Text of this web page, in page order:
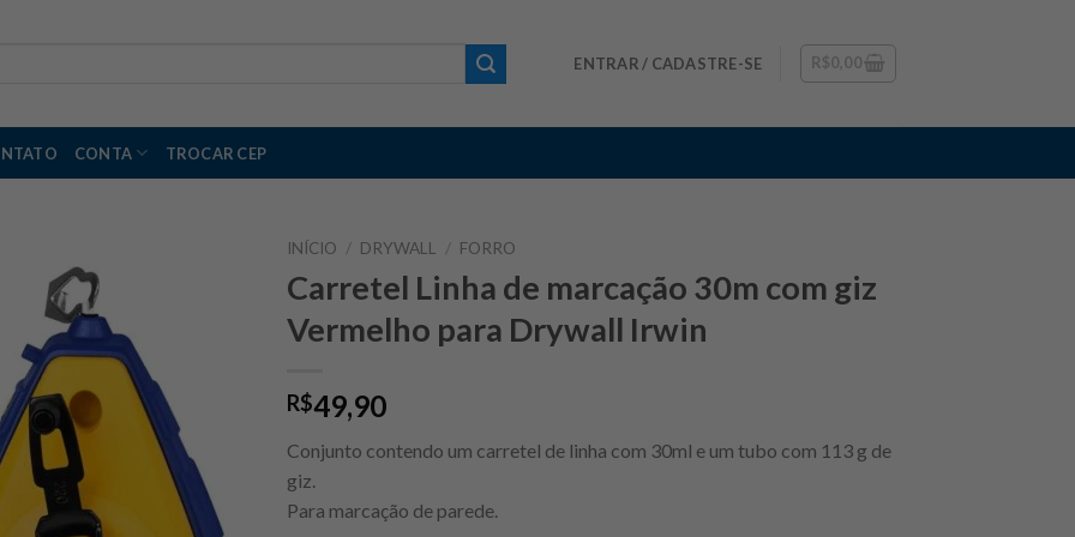
ENTRAR / CADASTRE-SE R$0,00
CONTA TROCAR CEP
INÍCIO / DRYWALL / FORRO
Carretel Linha de marcação 30m com giz
Vermelho para Drywall Irwin
R$49,90
Conjunto contendo um carretel de linha com 30ml e um tubo com 113 g de
giz.
Para marcação de parede.